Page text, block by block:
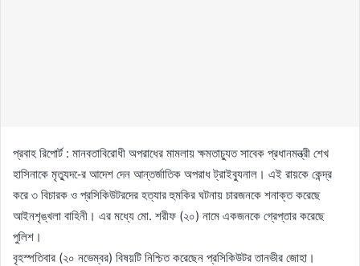
প্রবাহ রিপোর্ট : মানবতাবিরোধী অপরাধের মামলায় ক্ষমতাচ্যুত সাবেক প্রধানমন্ত্রী শেখ
হাসিনাকে মৃত্যুদ-ের আদেশ দেন আন্তর্জাতিক অপরাধ ট্রাইব্যুনাল। এই রায়কে কেন্দ্র
করে ৩ বিচারক ও প্রসিকিউটরদের হত্যার হুমকির ঘটনায় চারজনকে শনাক্ত করেছে
আইনশৃঙ্খলা বাহিনী। এর মধ্যে মো. শরীফ (২০) নামে একজনকে গ্রেপ্তার করেছে
পুলিশ।
বৃহস্পতিবার (২০ নভেম্বর) বিষয়টি নিশ্চিত করেছেন প্রসিকিউটর তানভীর জোহা।